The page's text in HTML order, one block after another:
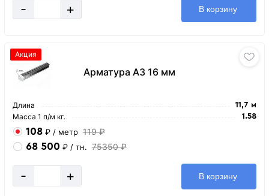
- + В корзину
Арматура А3 16 мм
Акция
Длина 11,7 м
Масса 1 п/м кг. 1.58
108 ₽ / метр 119 ₽
68 500 ₽ / тн. 75350 ₽
- + В корзину